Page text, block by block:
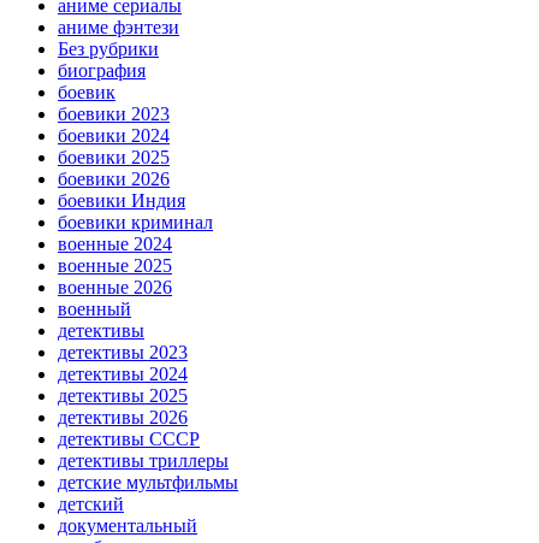
аниме сериалы
аниме фэнтези
Без рубрики
биография
боевик
боевики 2023
боевики 2024
боевики 2025
боевики 2026
боевики Индия
боевики криминал
военные 2024
военные 2025
военные 2026
военный
детективы
детективы 2023
детективы 2024
детективы 2025
детективы 2026
детективы СССР
детективы триллеры
детские мультфильмы
детский
документальный